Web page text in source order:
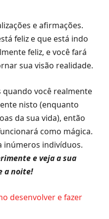
e afirmações.
feliz e que está indo
feliz, e você fará
sua visão realidade.
quando você realmente
nisto (enquanto
da sua vida), então
como mágica.
inúmeros indivíduos.
e veja a sua
a noite!
desenvolver e fazer